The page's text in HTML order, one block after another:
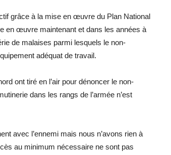
grâce à la mise en œuvre du Plan National
en œuvre maintenant et dans les années à
de malaises parmi lesquels le non-
adéquat de travail.
ont tiré en l’air pour dénoncer le non-
dans les rangs de l’armée n’est
avec l’ennemi mais nous n’avons rien à
au minimum nécessaire ne sont pas